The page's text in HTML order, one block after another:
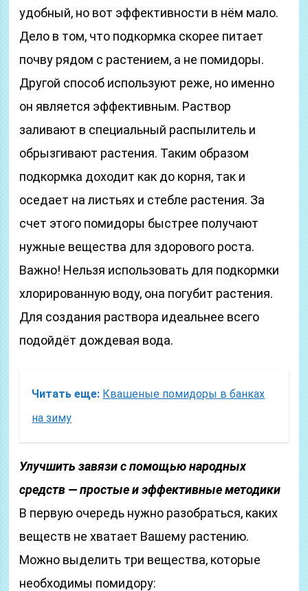
удобный, но вот эффективности в нём мало.
Дело в том, что подкормка скорее питает
почву рядом с растением, а не помидоры.
Другой способ используют реже, но именно
он является эффективным. Раствор
заливают в специальный распылитель и
обрызгивают растения. Таким образом
подкормка доходит как до корня, так и
оседает на листьях и стебле растения. За
счет этого помидоры быстрее получают
нужные вещества для здорового роста.
Важно! Нельзя использовать для подкормки
хлорированную воду, она погубит растения.
Для создания раствора идеальнее всего
подойдёт дождевая вода.
Читать еще: Квашеные помидоры в банках
на зиму
Улучшить завязи с помощью народных
средств — простые и эффективные методики
В первую очередь нужно разобраться, каких
веществ не хватает Вашему растению.
Можно выделить три вещества, которые
необходимы помидору: